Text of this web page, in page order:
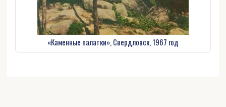
«Каменные палатки», Свердловск, 1967 год